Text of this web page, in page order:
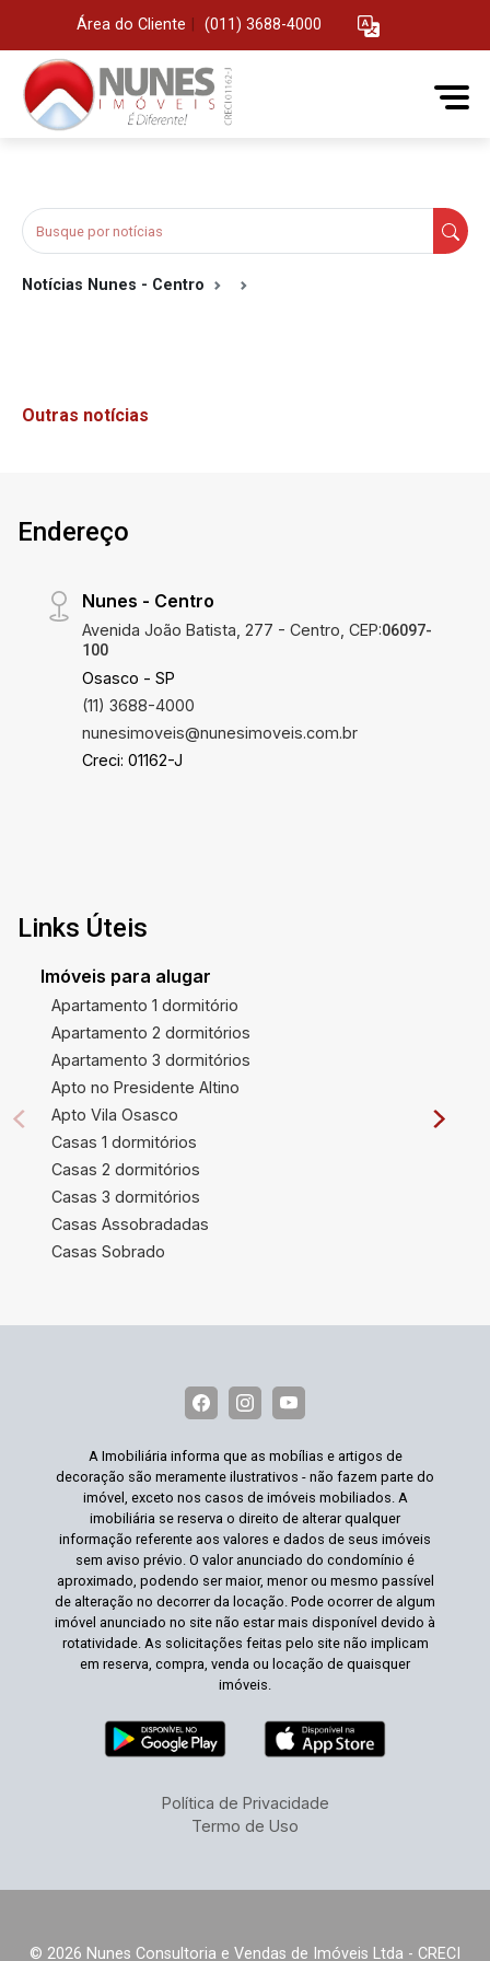
Área do Cliente (011) 3688-4000
Notícias Nunes - Centro
Outras notícias
Endereço
Nunes - Centro
Avenida João Batista, 277 - Centro, CEP:06097-
100
Osasco - SP
(11) 3688-4000
nunesimoveis@nunesimoveis.com.br
Creci: 01162-J
Links Úteis
Imóveis para alugar
Apartamento 1 dormitório
Apartamento 2 dormitórios
Apartamento 3 dormitórios
Apto no Presidente Altino
Apto Vila Osasco
Casas 1 dormitórios
Casas 2 dormitórios
Casas 3 dormitórios
Casas Assobradadas
Casas Sobrado
A Imobiliária informa que as mobílias e artigos de
decoração são meramente ilustrativos - não fazem parte do
imóvel, exceto nos casos de imóveis mobiliados. A
imobiliária se reserva o direito de alterar qualquer
informação referente aos valores e dados de seus imóveis
sem aviso prévio. O valor anunciado do condomínio é
aproximado, podendo ser maior, menor ou mesmo passível
de alteração no decorrer da locação. Pode ocorrer de algum
imóvel anunciado no site não estar mais disponível devido à
rotatividade. As solicitações feitas pelo site não implicam
em reserva, compra, venda ou locação de quaisquer
imóveis.
Política de Privacidade
Termo de Uso
© 2026 Nunes Consultoria e Vendas de Imóveis Ltda - CRECI